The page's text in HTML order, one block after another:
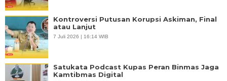
Kontroversi Putusan Korupsi Askiman, Final
atau Lanjut
7 Juli 2026 | 16:14 WIB
Satukata Podcast Kupas Peran Binmas Jaga
Kamtibmas Digital